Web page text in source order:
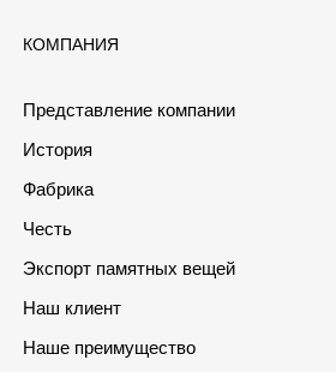
КОМПАНИЯ
Представление компании
История
Фабрика
Честь
Экспорт памятных вещей
Наш клиент
Наше преимущество